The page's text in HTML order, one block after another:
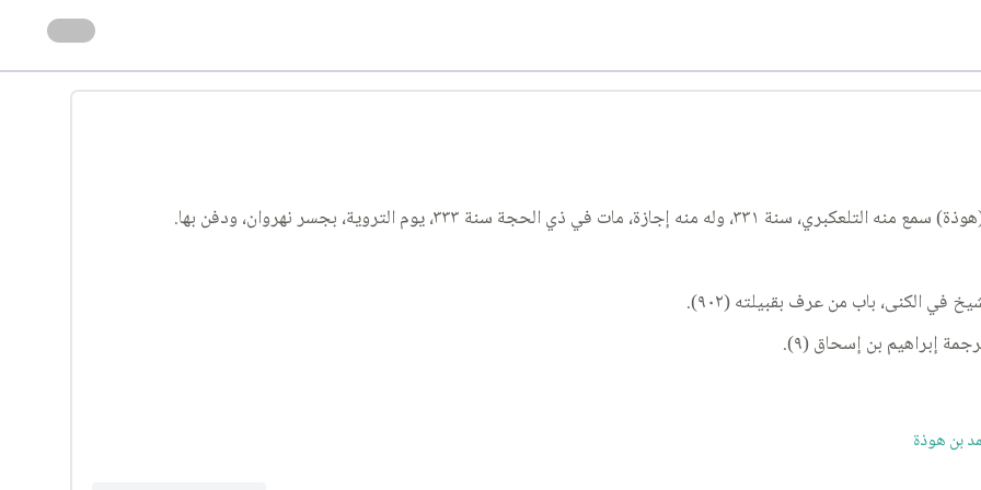
في ذي الحجة سنة ٣٣٣، يوم التروية، بجسر نهروان، ودفن بها.
في الكنى، باب من عرف بقبيلته (٩٠٢).
إبراهيم بن إسحاق (٩).
بن هوذة